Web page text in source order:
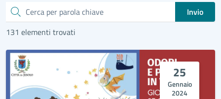
Cerca
Invio
131 elementi trovati
25
Gennaio
2024